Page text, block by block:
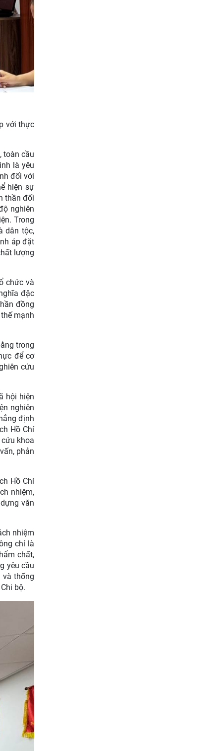
với thực
toàn cầu
là yêu
đối với
hiện sự
thần đối
nghiên
Trong
dân tộc,
áp đặt
lượng
chức và
đặc
đồng
mạnh
trong
để cơ
cứu
hội hiện
nghiên
định
Hồ Chí
khoa
phản
Hồ Chí
nhiệm,
văn
nhiệm
chỉ là
chất,
yêu cầu
và thống
bộ.